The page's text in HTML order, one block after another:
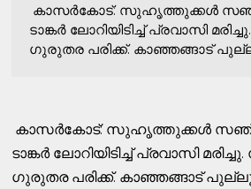
കാസര്‍കോട്: സുഹൃത്തുക്കള്‍
ടാങ്കര്‍ ലോറിയിടിച്ച് പ്രവാസി
ഗുരുതര പരിക്ക്. കാഞ്ഞങ്ങാട്
കാസര്‍കോട്: സുഹൃത്തുക്കള്‍
ടാങ്കര്‍ ലോറിയിടിച്ച് പ്രവാസി
ഗുരുതര പരിക്ക്. കാഞ്ഞങ്ങാട്